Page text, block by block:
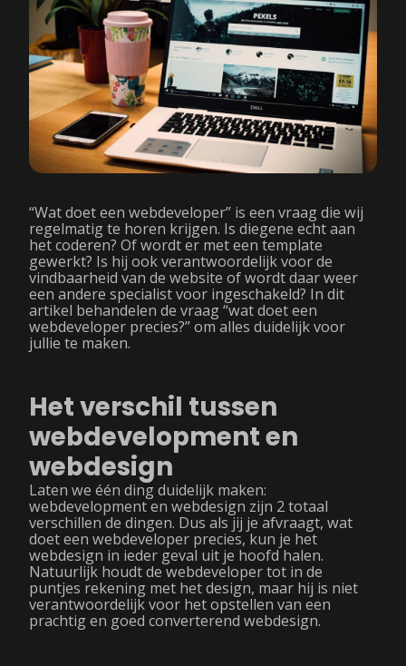
“Wat doet een webdeveloper” is een vraag die wij
regelmatig te horen krijgen. Is diegene echt aan
het coderen? Of wordt er met een template
gewerkt? Is hij ook verantwoordelijk voor de
vindbaarheid van de website of wordt daar weer
een andere specialist voor ingeschakeld? In dit
artikel behandelen de vraag “wat doet een
webdeveloper precies?” om alles duidelijk voor
jullie te maken.
Het verschil tussen
webdevelopment en
webdesign
Laten we één ding duidelijk maken:
webdevelopment en webdesign zijn 2 totaal
verschillen de dingen. Dus als jij je afvraagt, wat
doet een webdeveloper precies, kun je het
webdesign in ieder geval uit je hoofd halen.
Natuurlijk houdt de webdeveloper tot in de
puntjes rekening met het design, maar hij is niet
verantwoordelijk voor het opstellen van een
prachtig en goed converterend webdesign.